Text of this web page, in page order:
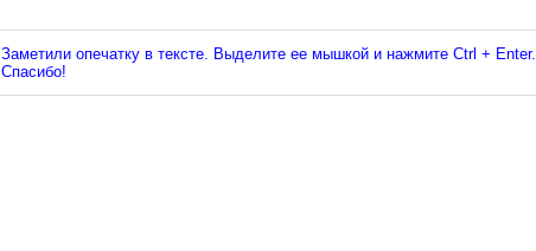
Заметили опечатку в тексте. Выделите ее мышкой и нажмите Ctrl + Enter.
Спасибо!